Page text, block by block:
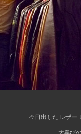
た レザーＪＫ が、
の うちの店